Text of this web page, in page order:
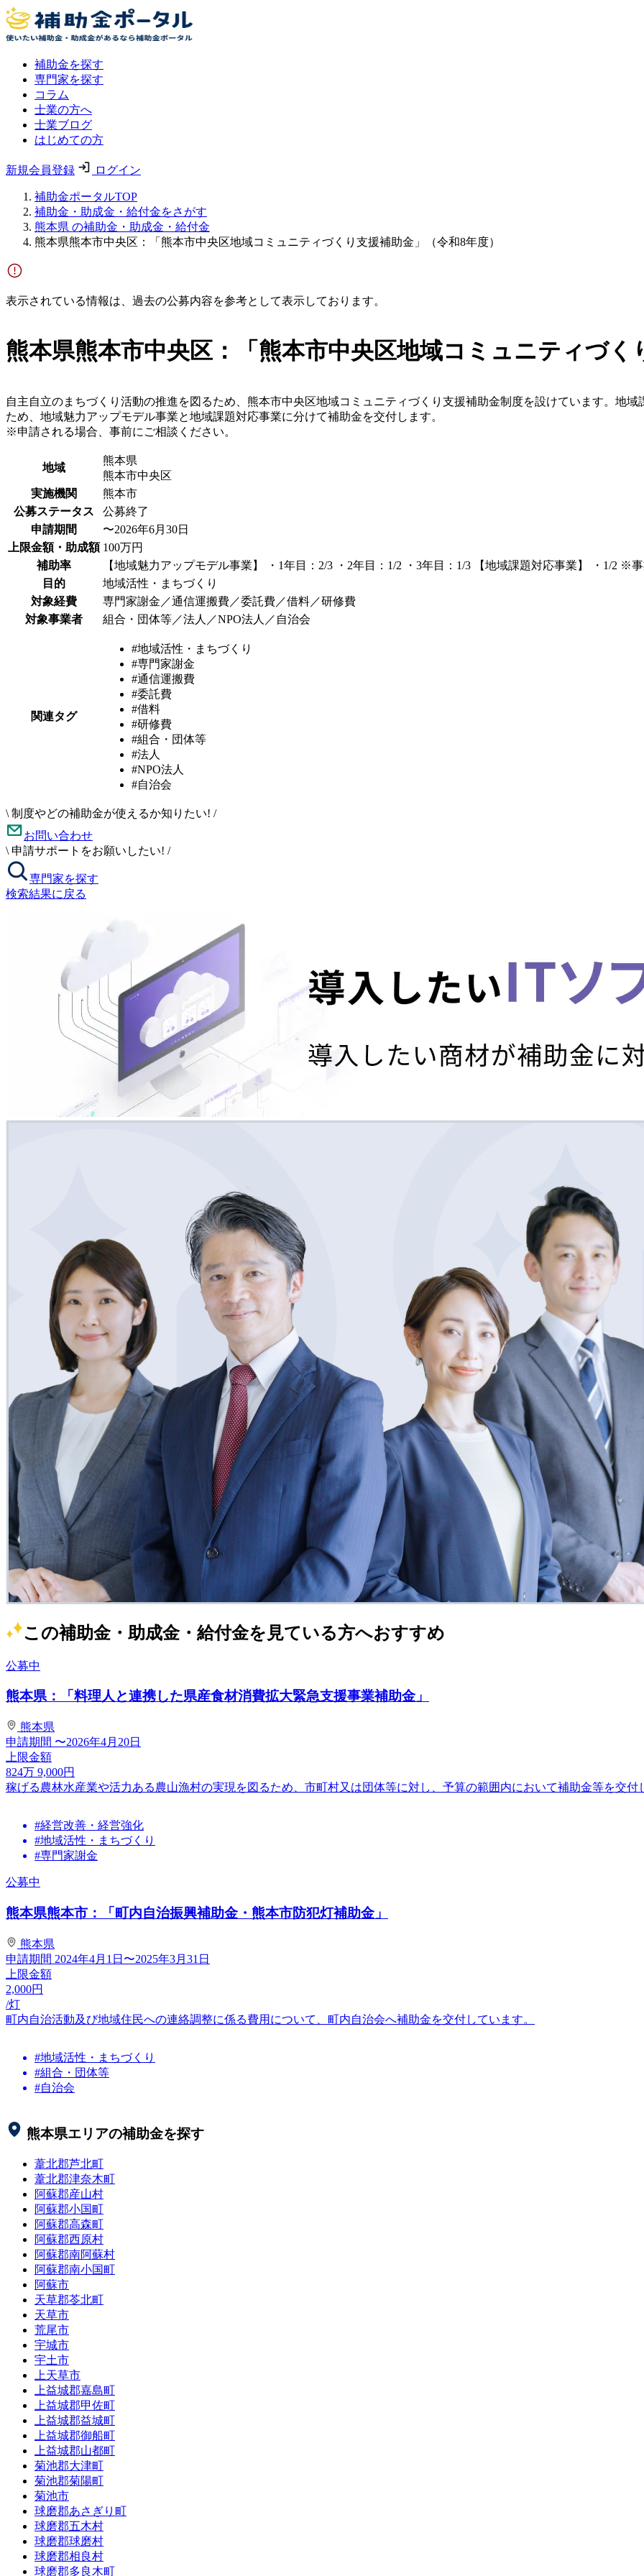
補助金を探す
専門家を探す
コラム
士業の方へ
士業ブログ
はじめての方
新規会員登録 ログイン
補助金ポータルTOP
補助金・助成金・給付金をさがす
熊本県 の補助金・助成金・給付金
熊本県熊本市中央区：「熊本市中央区地域コミュニティづくり支援補助金」（令和8年度）
表示されている情報は、過去の公募内容を参考として表示しております。
熊本県熊本市中央区：「熊本市中央区地域コミュニティづく
自主自立のまちづくり活動の推進を図るため、熊本市中央区地域コミュニティづくり支援補助金制度を設けています。地
ため、地域魅力アップモデル事業と地域課題対応事業に分けて補助金を交付します。
※申請される場合、事前にご相談ください。
地域
熊本県
熊本市中央区
実施機関
熊本市
公募ステータス
公募終了
申請期間
〜2026年6月30日
上限金額・助成額 100万円
補助率
【地域魅力アップモデル事業】 ・1年目：2/3 ・2年目：1/2 ・3年目：1/3 【地域課題対応事業】 ・1/2 ※
目的
地域活性・まちづくり
対象経費
専門家謝金／通信運搬費／委託費／借料／研修費
対象事業者
組合・団体等／法人／NPO法人／自治会
関連タグ
#地域活性・まちづくり
#専門家謝金
#通信運搬費
#委託費
#借料
#研修費
#組合・団体等
#法人
#NPO法人
#自治会
\ 制度やどの補助金が使えるか知りたい! /
お問い合わせ
\ 申請サポートをお願いしたい! /
専門家を探す
検索結果に戻る
この補助金・助成金・給付金を見ている方へおすすめ
公募中
熊本県：「料理人と連携した県産食材消費拡大緊急支援事業補助金」
熊本県
申請期間 〜2026年4月20日
上限金額
824万 9,000円
稼げる農林水産業や活力ある農山漁村の実現を図るため、市町村又は団体等に対し、予算の範囲内において補助金等を交付
#経営改善・経営強化
#地域活性・まちづくり
#専門家謝金
公募中
熊本県熊本市：「町内自治振興補助金・熊本市防犯灯補助金」
熊本県
申請期間 2024年4月1日〜2025年3月31日
上限金額
2,000円
/灯
町内自治活動及び地域住民への連絡調整に係る費用について、町内自治会へ補助金を交付しています。
#地域活性・まちづくり
#組合・団体等
#自治会
熊本県エリアの補助金を探す
葦北郡芦北町
葦北郡津奈木町
阿蘇郡産山村
阿蘇郡小国町
阿蘇郡高森町
阿蘇郡西原村
阿蘇郡南阿蘇村
阿蘇郡南小国町
阿蘇市
天草郡苓北町
天草市
荒尾市
宇城市
宇土市
上天草市
上益城郡嘉島町
上益城郡甲佐町
上益城郡益城町
上益城郡御船町
上益城郡山都町
菊池郡大津町
菊池郡菊陽町
菊池市
球磨郡あさぎり町
球磨郡五木村
球磨郡球磨村
球磨郡相良村
球磨郡多良木町